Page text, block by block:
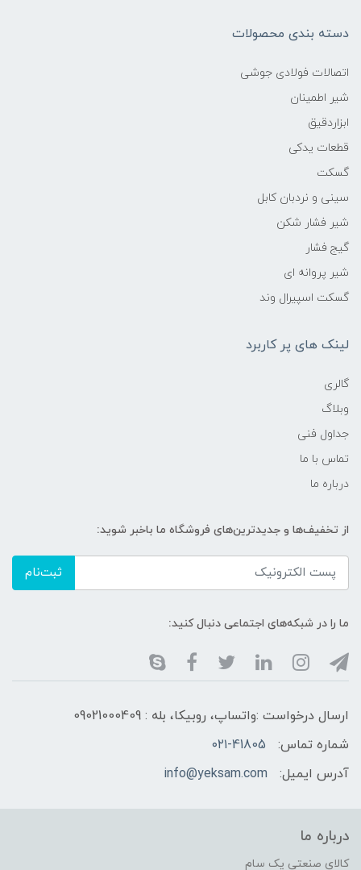
دسته بندی محصولات
اتصالات فولادی جوشی
شیر اطمینان
ابزاردقیق
قطعات یدکی
گسکت
سینی و نردبان کابل
شیر فشار شکن
گیج فشار
شیر پروانه ای
گسکت اسپیرال وند
لینک های پر کاربرد
گالری
وبلاگ
جداول فنی
تماس با ما
درباره ما
از تخفیف‌ها و جدیدترین‌های فروشگاه ما باخبر شوید:
ثبت‌نام
ما را در شبکه‌های اجتماعی دنبال کنید:
ارسال درخواست :واتساپ، روبیکا، بله : 09021000409
شماره تماس:
۰۲۱-41805
آدرس ایمیل:
info@yeksam.com
درباره ما
کالای صنعتی یک سام